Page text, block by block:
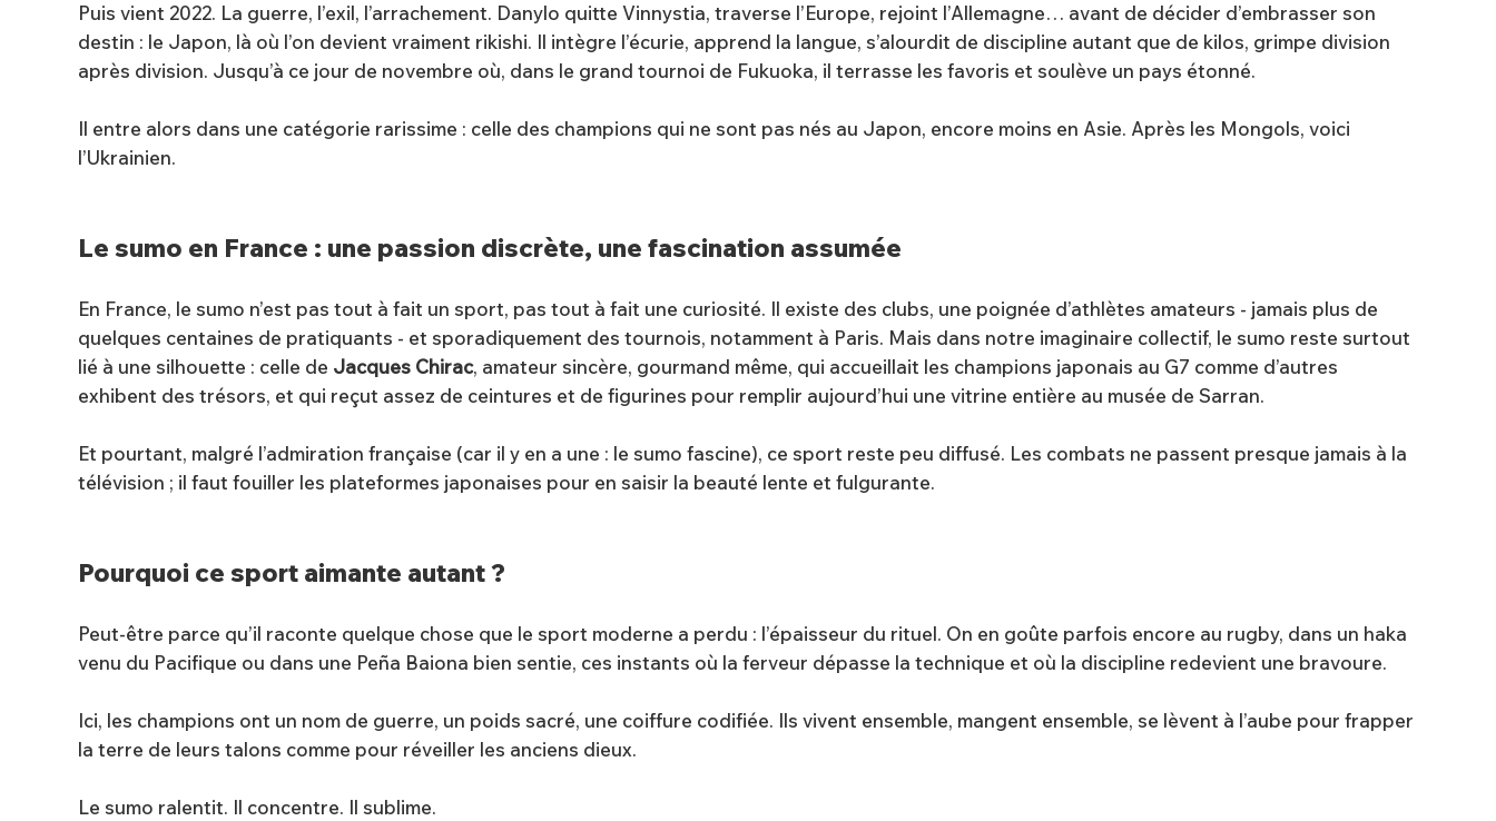
Puis vient 2022. La guerre, l’exil, l’arrachement. Danylo quitte Vinnystia, traverse l’Europe, rejoint l’Allemagne… avant de décider d’embrasser son
destin : le Japon, là où l’on devient vraiment rikishi. Il intègre l’écurie, apprend la langue, s’alourdit de discipline autant que de kilos, grimpe division
après division. Jusqu’à ce jour de novembre où, dans le grand tournoi de Fukuoka, il terrasse les favoris et soulève un pays étonné.
Il entre alors dans une catégorie rarissime : celle des champions qui ne sont pas nés au Japon, encore moins en Asie. Après les Mongols, voici
l’Ukrainien.
Le sumo en France : une passion discrète, une fascination assumée
En France, le sumo n’est pas tout à fait un sport, pas tout à fait une curiosité. Il existe des clubs, une poignée d’athlètes amateurs - jamais plus de
quelques centaines de pratiquants - et sporadiquement des tournois, notamment à Paris. Mais dans notre imaginaire collectif, le sumo reste surtout
lié à une silhouette : celle de Jacques Chirac, amateur sincère, gourmand même, qui accueillait les champions japonais au G7 comme d’autres
exhibent des trésors, et qui reçut assez de ceintures et de figurines pour remplir aujourd’hui une vitrine entière au musée de Sarran.
Et pourtant, malgré l’admiration française (car il y en a une : le sumo fascine), ce sport reste peu diffusé. Les combats ne passent presque jamais à la
télévision ; il faut fouiller les plateformes japonaises pour en saisir la beauté lente et fulgurante.
Pourquoi ce sport aimante autant ?
Peut-être parce qu’il raconte quelque chose que le sport moderne a perdu : l’épaisseur du rituel. On en goûte parfois encore au rugby, dans un haka
venu du Pacifique ou dans une Peña Baiona bien sentie, ces instants où la ferveur dépasse la technique et où la discipline redevient une bravoure.
Ici, les champions ont un nom de guerre, un poids sacré, une coiffure codifiée. Ils vivent ensemble, mangent ensemble, se lèvent à l’aube pour frapper
la terre de leurs talons comme pour réveiller les anciens dieux.
Le sumo ralentit. Il concentre. Il sublime.